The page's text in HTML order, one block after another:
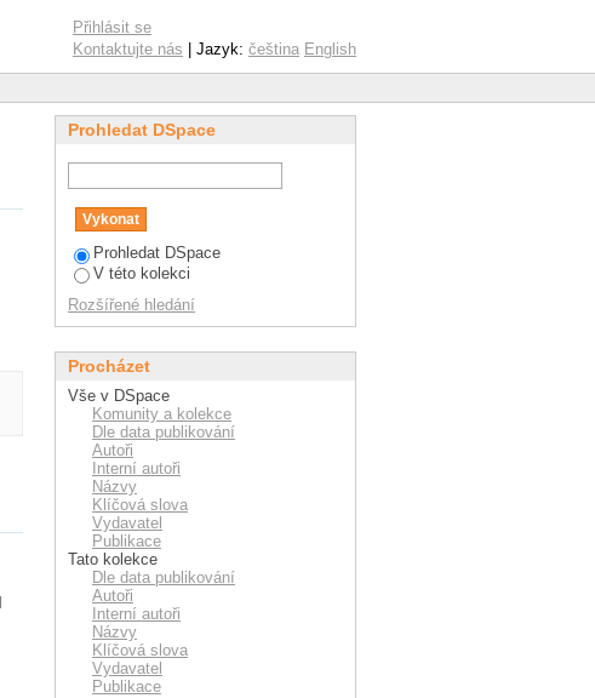
Přihlásit se
Kontaktujte nás | Jazyk: čeština English
Prohledat DSpace
Prohledat DSpace
V této kolekci
Rozšířené hledání
Procházet
Vše v DSpace
Komunity a kolekce
Dle data publikování
Autoři
Interní autoři
Názvy
Klíčová slova
Vydavatel
Publikace
Tato kolekce
Dle data publikování
Autoři
Interní autoři
Názvy
Klíčová slova
Vydavatel
Publikace